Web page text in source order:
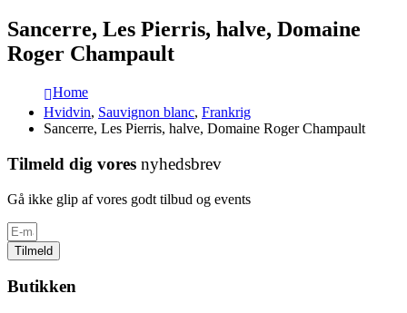
Sancerre, Les Pierris, halve, Domaine
Roger Champault
Home
Hvidvin, Sauvignon blanc, Frankrig
Sancerre, Les Pierris, halve, Domaine Roger Champault
Tilmeld dig vores nyhedsbrev
Gå ikke glip af vores godt tilbud og events
Tilmeld
Butikken